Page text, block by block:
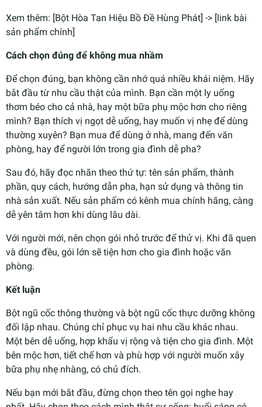
Xem thêm: [Bột Hòa Tan Hiệu Bồ Đề Hùng Phát] -> [link bài
sản phẩm chính]
Cách chọn đúng để không mua nhầm
Để chọn đúng, bạn không cần nhớ quá nhiều khái niệm. Hãy
bắt đầu từ nhu cầu thật của mình. Bạn cần một ly uống
thơm béo cho cả nhà, hay một bữa phụ mộc hơn cho riêng
mình? Bạn thích vị ngọt dễ uống, hay muốn vị nhẹ để dùng
thường xuyên? Bạn mua để dùng ở nhà, mang đến văn
phòng, hay để người lớn trong gia đình dễ pha?
Sau đó, hãy đọc nhãn theo thứ tự: tên sản phẩm, thành
phần, quy cách, hướng dẫn pha, hạn sử dụng và thông tin
nhà sản xuất. Nếu sản phẩm có kênh mua chính hãng, càng
dễ yên tâm hơn khi dùng lâu dài.
Với người mới, nên chọn gói nhỏ trước để thử vị. Khi đã quen
và dùng đều, gói lớn sẽ tiện hơn cho gia đình hoặc văn
phòng.
Kết luận
Bột ngũ cốc thông thường và bột ngũ cốc thực dưỡng không
đối lập nhau. Chúng chỉ phục vụ hai nhu cầu khác nhau.
Một bên dễ uống, hợp khẩu vị rộng và tiện cho gia đình. Một
bên mộc hơn, tiết chế hơn và phù hợp với người muốn xây
bữa phụ nhẹ nhàng, có chủ đích.
Nếu bạn mới bắt đầu, đừng chọn theo tên gọi nghe hay